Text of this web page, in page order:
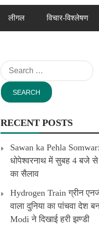
लीगल विचार-विश्लेषण
Search
for:
RECENT POSTS
Sawan ka Pehla
धोपेश्वरनाथ में सुबह 4 बजे
का सैलाव
Hydrogen Train ग्रीन
वाला दुनिया का पांचवा देश
Modi ने दिखाई हरी झण्डी